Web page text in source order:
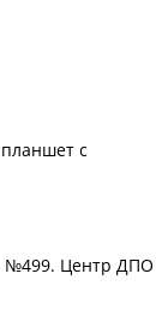
с
№499. Центр ДПО